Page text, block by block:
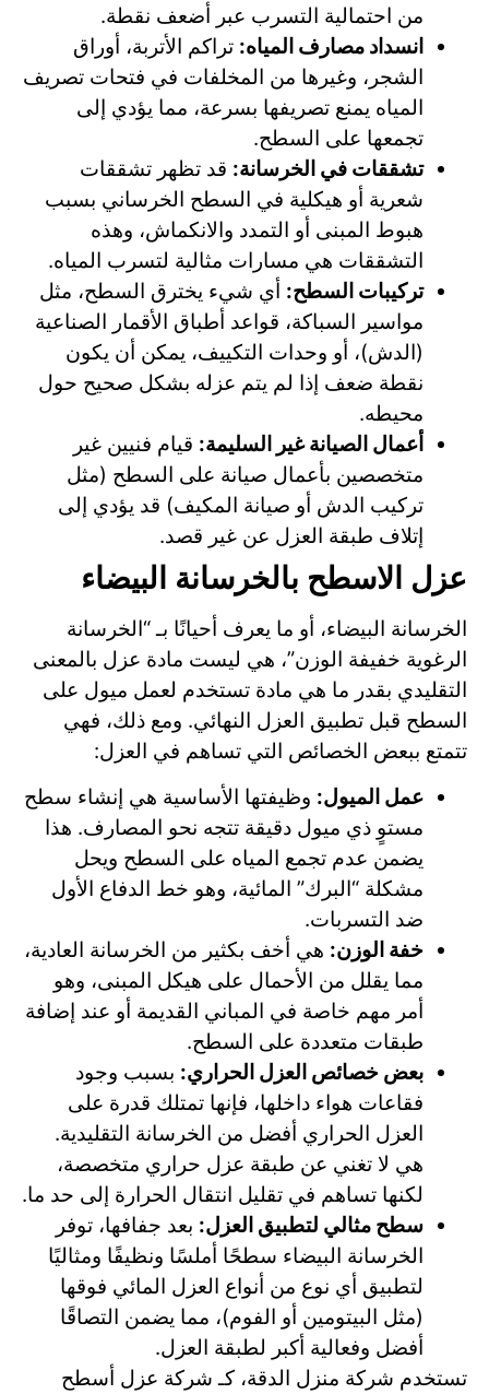
من احتمالية التسرب عبر أضعف نقطة.
انسداد مصارف المياه: تراكم الأتربة، أوراق
الشجر، وغيرها من المخلفات في فتحات تصريف
المياه يمنع تصريفها بسرعة، مما يؤدي إلى
تجمعها على السطح.
تشققات في الخرسانة: قد تظهر تشققات
شعرية أو هيكلية في السطح الخرساني بسبب
هبوط المبنى أو التمدد والانكماش، وهذه
التشققات هي مسارات مثالية لتسرب المياه.
تركيبات السطح: أي شيء يخترق السطح، مثل
مواسير السباكة، قواعد أطباق الأقمار الصناعية
(الدش)، أو وحدات التكييف، يمكن أن يكون
نقطة ضعف إذا لم يتم عزله بشكل صحيح حول
محيطه.
أعمال الصيانة غير السليمة: قيام فنيين غير
متخصصين بأعمال صيانة على السطح (مثل
تركيب الدش أو صيانة المكيف) قد يؤدي إلى
إتلاف طبقة العزل عن غير قصد.
عزل الاسطح بالخرسانة البيضاء
الخرسانة البيضاء، أو ما يعرف أحيانًا بـ “الخرسانة
الرغوية خفيفة الوزن”، هي ليست مادة عزل بالمعنى
التقليدي بقدر ما هي مادة تستخدم لعمل ميول على
السطح قبل تطبيق العزل النهائي. ومع ذلك، فهي
تتمتع ببعض الخصائص التي تساهم في العزل:
عمل الميول: وظيفتها الأساسية هي إنشاء سطح
مستوٍ ذي ميول دقيقة تتجه نحو المصارف. هذا
يضمن عدم تجمع المياه على السطح ويحل
مشكلة “البرك” المائية، وهو خط الدفاع الأول
ضد التسربات.
خفة الوزن: هي أخف بكثير من الخرسانة العادية،
مما يقلل من الأحمال على هيكل المبنى، وهو
أمر مهم خاصة في المباني القديمة أو عند إضافة
طبقات متعددة على السطح.
بعض خصائص العزل الحراري: بسبب وجود
فقاعات هواء داخلها، فإنها تمتلك قدرة على
العزل الحراري أفضل من الخرسانة التقليدية.
هي لا تغني عن طبقة عزل حراري متخصصة،
لكنها تساهم في تقليل انتقال الحرارة إلى حد ما.
سطح مثالي لتطبيق العزل: بعد جفافها، توفر
الخرسانة البيضاء سطحًا أملسًا ونظيفًا ومثاليًا
لتطبيق أي نوع من أنواع العزل المائي فوقها
(مثل البيتومين أو الفوم)، مما يضمن التصاقًا
أفضل وفعالية أكبر لطبقة العزل.
تستخدم شركة منزل الدقة، كـ شركة عزل أسطح